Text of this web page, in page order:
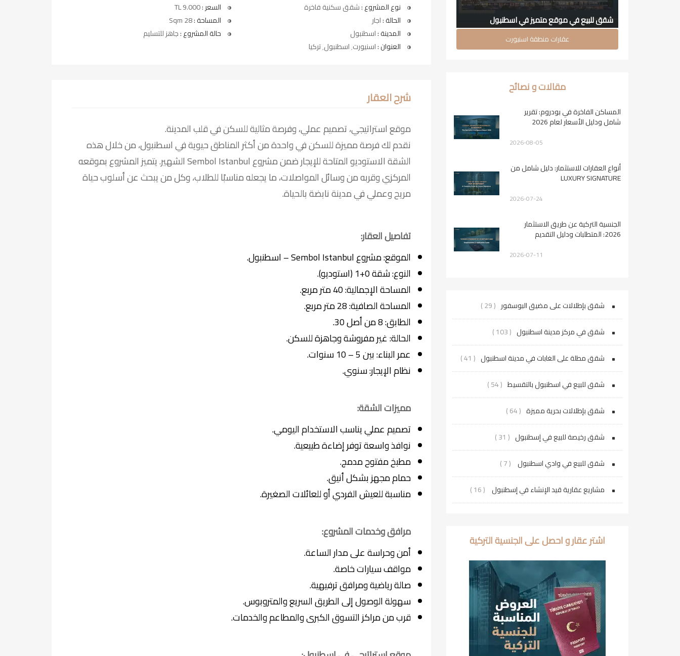
نوع المشروع :شقق سكنية فاخرة
الحالة :
المدينة :اسطنبول
العنوان :اسنيورت٬ اسطنبول٬ تركيا
السعر :TL 9.000
المساحة :28 Sqm
حالة المشروع :جاهز للتسليم
شرح العقار
موقع استراتيجي، تصميم عملي، وفرصة مثالية للسكن في قلب المدينة.
نقدم لك فرصة مميزة للسكن في واحدة من أكثر المناطق حيوية في اسطنبول، من خلال هذه
الشقة الاستوديو المتاحة للإيجار ضمن مشروع Sembol Istanbul الشهير. يتميز المشروع بموقعه
المركزي وقربه من وسائل المواصلات، ما يجعله مناسبًا للطلاب، وكل من يبحث عن أسلوب حياة
مريح وعملي في مدينة نابضة بالحياة.
تفاصيل العقار:
الموقع: مشروع Sembol Istanbul – اسطنبول.
النوع: شقة 0+1 (استوديو).
المساحة الإجمالية: 40 متر مربع.
المساحة الصافية: 28 متر مربع.
الطابق: 8 من أصل 30.
الحالة: غير مفروشة وجاهزة للسكن.
عمر البناء: بين 5 – 10 سنوات.
نظام الإيجار: سنوي.
مميزات الشقة:
تصميم عملي يناسب الاستخدام اليومي.
نوافذ واسعة توفر إضاءة طبيعية.
مطبخ مفتوح مدمج.
حمام مجهز بشكل أنيق.
مناسبة للعيش الفردي أو للعائلات الصغيرة.
مرافق وخدمات المشروع:
أمن وحراسة على مدار الساعة.
مواقف سيارات خاصة.
صالة رياضية ومرافق ترفيهية.
سهولة الوصول إلى الطريق السريع والمتروبوس.
قرب من مراكز التسوق الكبرى والمطاعم والخدمات.
شقق للبيع في موقع متميز في اسطنبول
عقارات منطقة اسنيورت
مقالات و نصائح
المساكن الفاخرة في بودروم: تقرير
شامل ودليل الأسعار لعام 2026
2026-08-05
أنواع العقارات للاستثمار: دليل شامل من
LUXURY SIGNATURE
2026-07-24
الجنسية التركية عن طريق الاستثمار
2026: المتطلبات ودليل التقديم
2026-07-11
شقق بإطلالات على مضيق البوسفور ( 29 )
شقق في مركز مدينة اسطنبول ( 103 )
شقق مطلة على الغابات في مدينة اسطنبول ( 41 )
شقق للبيع في اسطنبول بالتقسيط ( 54 )
شقق بإطلالات بحرية مميزة ( 64 )
شقق رخيصة للبيع في إسطنبول ( 31 )
شقق للبيع في وادي اسطنبول ( 7 )
مشاريع عقارية قيد الإنشاء في إسطنبول ( 16 )
اشتر عقار و احصل على الجنسية التركية